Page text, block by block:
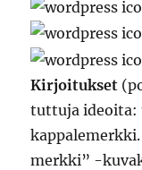
Kirjoitukset
tuttuja ideoita:
merkki” -